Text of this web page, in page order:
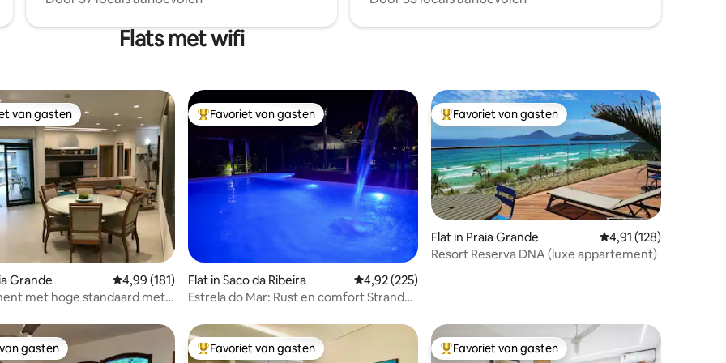
Flats met wifi
4,96 op 5, 140 recensies
van gasten
van gasten
Grande Gemiddelde beoordeling van 4,99 op 5, 181 recensies
4,99 (181)
met hoge standaard met 2
Topfavoriet van gasten
Favoriet van gasten
Flat in Saco da Ribeira Gemiddelde beoordeling van 4,92 op 5, 225 recensies
4,92 (225)
Estrela do Mar: Rust en comfort Strand
Topfavoriet van gasten
Favoriet van gasten
Flat in Praia Grande Gemiddelde
4,91 (128)
Resort Reserva DNA (luxe appartement)
gasten
gasten Topfavoriet van gasten
Favoriet van gasten Topfavoriet van gasten
Favoriet van gasten